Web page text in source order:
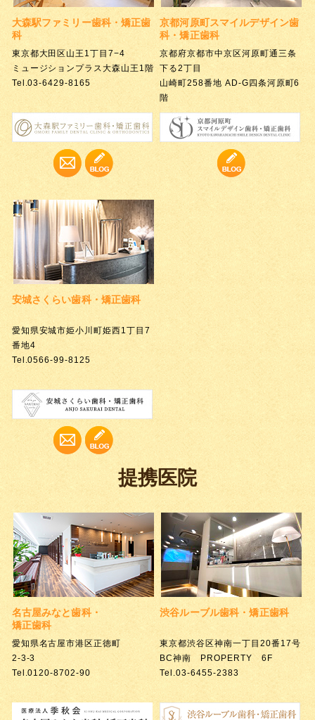
大森駅ファミリー歯科・矯正歯
科
東京都大田区山王1丁目7−4
ミュージションプラス大森山王1階
Tel.03-6429-8165
京都河原町スマイルデザイン歯
科・矯正歯科
京都府京都市中京区河原町通三条
下る2丁目
山崎町258番地 AD-G四条河原町6
階
安城さくらい歯科・矯正歯科
愛知県安城市姫小川町姫西1丁目7
番地4
Tel.0566-99-8125
提携医院
名古屋みなと歯科・
矯正歯科
愛知県名古屋市港区正徳町
2-3-3
Tel.0120-8702-90
渋谷ルーブル歯科・矯正歯科
東京都渋谷区神南一丁目20番17号
BC神南 PROPERTY 6F
Tel.03-6455-2383